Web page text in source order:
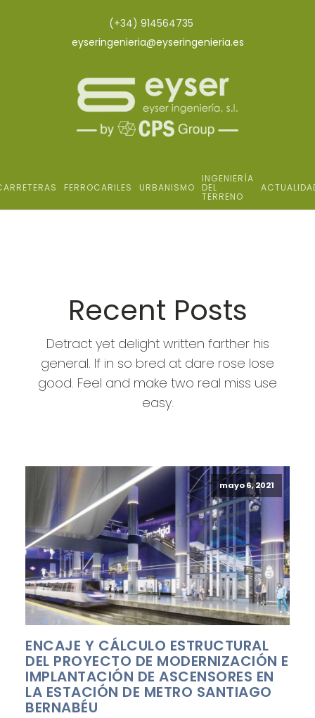
(+34) 914564735
eyseringenieria@eyseringenieria.es
FERROCARILES URBANISMO
INGENIERÍA
DEL
TERRENO
Recent Posts
Detract yet delight written farther his
general. If in so bred at dare rose lose
good. Feel and make two real miss use
easy.
mayo 6, 2021
ENCAJE Y CÁLCULO ESTRUCTURAL
DEL PROYECTO DE MODERNIZACIÓN E
IMPLANTACIÓN DE ASCENSORES EN
LA ESTACIÓN DE METRO SANTIAGO
BERNABÉU